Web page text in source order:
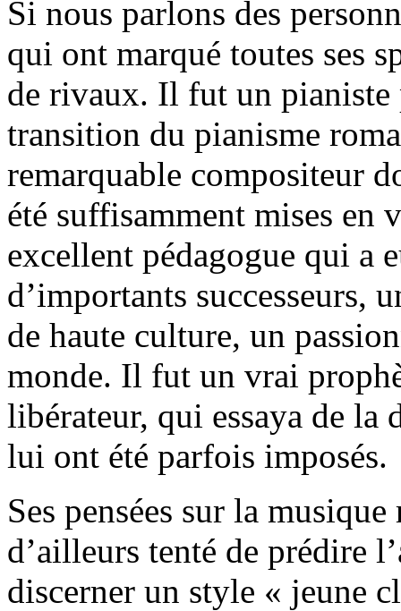
Si nous parlons des
qui ont marqué toutes ses
de rivaux. Il fut un
transition du pianisme
remarquable compositeur
été suffisamment mises en
excellent pédagogue qui a
d’importants successeurs,
de haute culture, un
monde. Il fut un vrai
libérateur, qui essaya de la
lui ont été parfois imposés.
Ses pensées sur la
d’ailleurs tenté de prédire
discerner un style « jeune